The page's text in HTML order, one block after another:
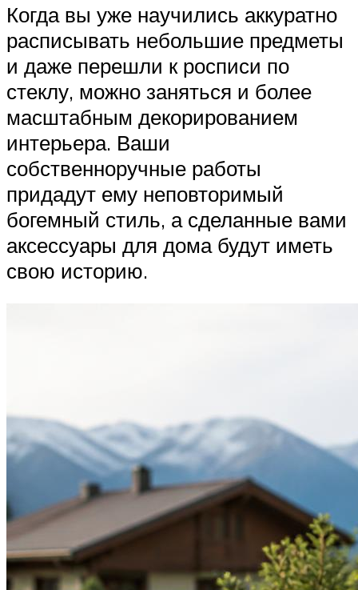
Когда вы уже научились аккуратно
расписывать небольшие предметы
и даже перешли к росписи по
стеклу, можно заняться и более
масштабным декорированием
интерьера. Ваши
собственноручные работы
придадут ему неповторимый
богемный стиль, а сделанные вами
аксессуары для дома будут иметь
свою историю.